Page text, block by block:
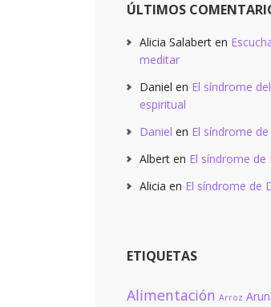
ÚLTIMOS
Alicia Salabert en
meditar
Daniel en El síndrome
espiritual
Daniel en El síndrome
Albert en El síndrome de
Alicia en El síndrome de
ETIQUETAS
Alimentación Arroz